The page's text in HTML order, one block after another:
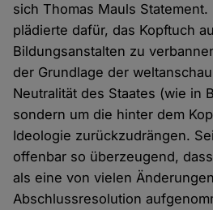
sich Thomas Mauls
plädierte dafür, das Kopftuch
Bildungsanstalten zu
der Grundlage der
Neutralität des Staates (wie in
sondern um die hinter dem
Ideologie zurückzudrängen.
offenbar so überzeugend,
als eine von vielen
Abschlussresolution